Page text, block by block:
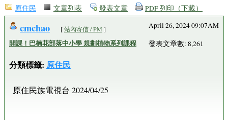
原住民 文章列表 發表文章 PDF 列印（下載）
cmchao [站內寄信 / PM ]
開課！巴楠花部落中小學 規劃植物系列課程
分類標籤: 原住民
April 26, 2024 09:07AM
發表文章數: 8,261
原住民族電視台 2024/04/25